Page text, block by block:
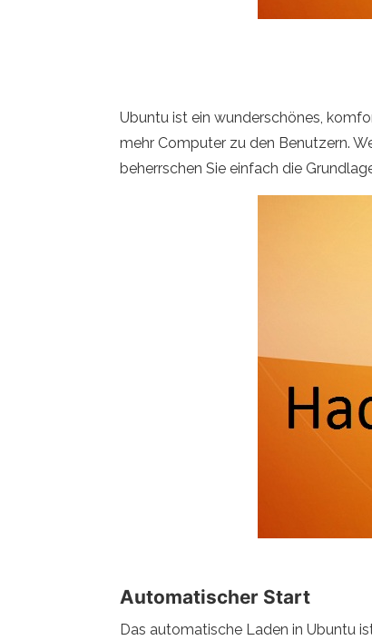
Ubuntu ist ein wunderschönes,
mehr Computer zu den Benutzern.
beherrschen Sie einfach die
Automatischer Start
Das automatische Laden in Ubuntu